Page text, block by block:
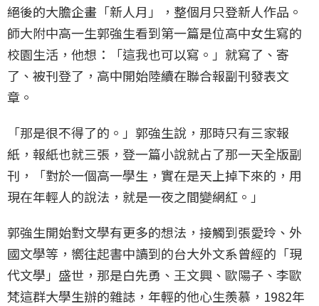
絕後的大膽企畫「新人月」，整個月只登新人作品。
師大附中高一生郭強生看到第一篇是位高中女生寫的
校園生活，他想：「這我也可以寫。」就寫了、寄
了、被刊登了，高中開始陸續在聯合報副刊發表文
章。
「那是很不得了的。」郭強生說，那時只有三家報
紙，報紙也就三張，登一篇小說就占了那一天全版副
刊，「對於一個高一學生，實在是天上掉下來的，用
現在年輕人的說法，就是一夜之間變網紅。」
郭強生開始對文學有更多的想法，接觸到張愛玲、外
國文學等，嚮往起書中讀到的台大外文系曾經的「現
代文學」盛世，那是白先勇、王文興、歐陽子、李歐
梵這群大學生辦的雜誌，年輕的他心生羨慕，1982年